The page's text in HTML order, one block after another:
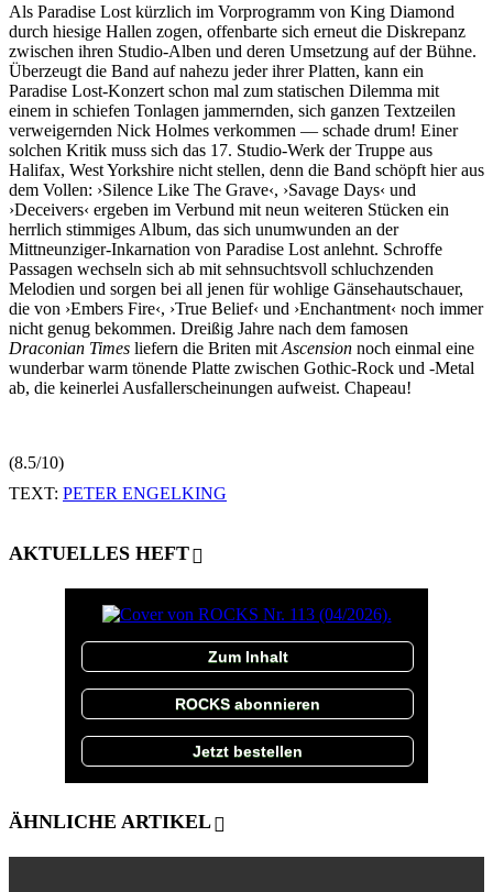
Als Paradise Lost kürzlich im Vorprogramm von King Diamond
durch hiesige Hallen zogen, offenbarte sich erneut die Diskrepanz
zwischen ihren Studio-Alben und deren Umsetzung auf der Bühne.
Überzeugt die Band auf nahezu jeder ihrer Platten, kann ein
Paradise Lost-Konzert schon mal zum statischen Dilemma mit
einem in schiefen Tonlagen jammernden, sich ganzen Textzeilen
verweigernden Nick Holmes verkommen — schade drum! Einer
solchen Kritik muss sich das 17. Studio-Werk der Truppe aus
Halifax, West Yorkshire nicht stellen, denn die Band schöpft hier aus
dem Vollen: ›Silence Like The Grave‹, ›Savage Days‹ und
›Deceivers‹ ergeben im Verbund mit neun weiteren Stücken ein
herrlich stimmiges Album, das sich unumwunden an der
Mittneunziger-Inkarnation von Paradise Lost anlehnt. Schroffe
Passagen wechseln sich ab mit sehnsuchtsvoll schluchzenden
Melodien und sorgen bei all jenen für wohlige Gänsehautschauer,
die von ›Embers Fire‹, ›True Belief‹ und ›Enchantment‹ noch immer
nicht genug bekommen. Dreißig Jahre nach dem famosen
Draconian Times liefern die Briten mit Ascension noch einmal eine
wunderbar warm tönende Platte zwischen Gothic-Rock und -Metal
ab, die keinerlei Ausfallerscheinungen aufweist. Chapeau!
(8.5/10)
TEXT: PETER ENGELKING
AKTUELLES HEFT
Zum Inhalt
ROCKS abonnieren
Jetzt bestellen
ÄHNLICHE ARTIKEL